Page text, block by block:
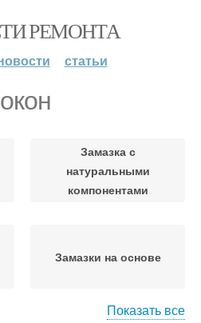
РЕМОНТА
статьи
Замазка с
натуральными
компонентами
Замазки на основе
Показать все